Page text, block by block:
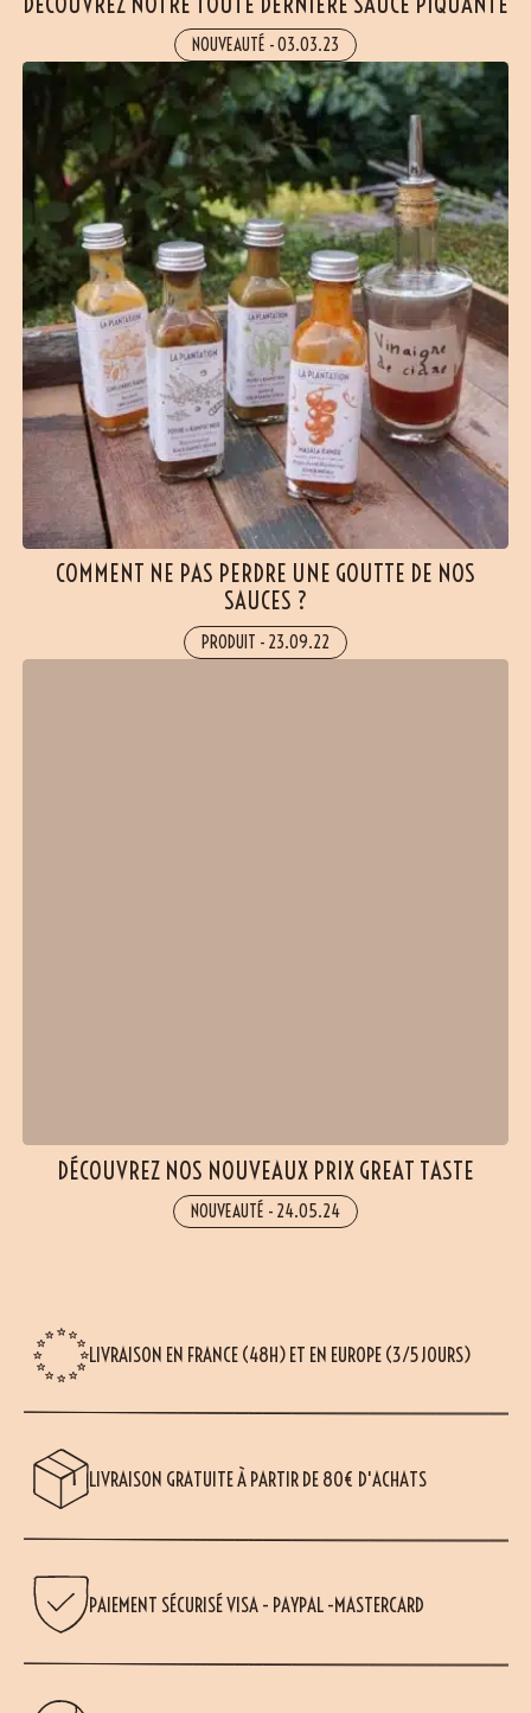
(8 avis)
NOUVEAUTÉ -03.03.23
COMMENT NE PAS PERDRE UNE GOUTTE DE NOS
SAUCES ?
PRODUIT - 23.09.22
DÉCOUVREZ NOS NOUVEAUX PRIX GREAT TASTE
NOUVEAUTÉ - 24.05.24
LIVRAISON EN FRANCE (48H) ET EN EUROPE (3/5 JOURS)
LIVRAISON GRATUITE À PARTIR DE 80€ D'ACHATS
PAIEMENT SÉCURISÉ VISA - PAYPAL -MASTERCARD